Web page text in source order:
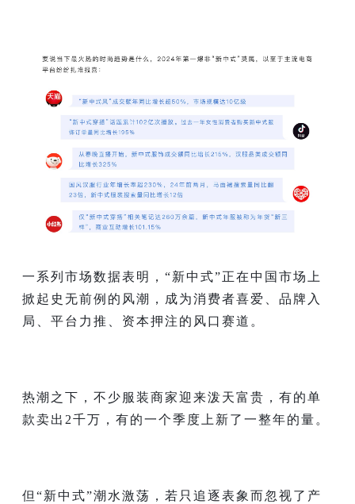
一系列市场数据表明，“新中式”正在中国市场上
掀起史无前例的风潮，成为消费者喜爱、品牌入
局、平台力推、资本押注的风口赛道。
热潮之下，不少服装商家迎来泼天富贵，有的单
款卖出2千万，有的一个季度上新了一整年的量。
但“新中式”潮水激荡，若只追逐表象而忽视了产